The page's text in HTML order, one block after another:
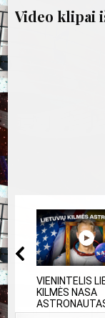
Video klipai
VIENINTELIS
KILMĖS NASA